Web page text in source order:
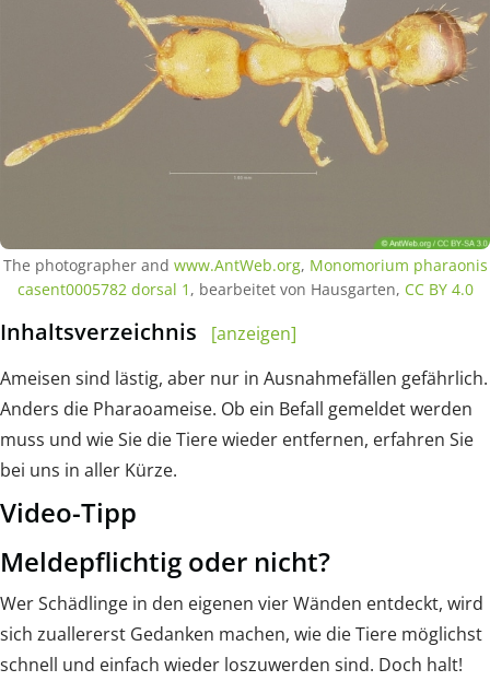
The photographer and www.AntWeb.org, Monomorium pharaonis
casent0005782 dorsal 1 , bearbeitet von Hausgarten, CC BY 4.0
Inhaltsverzeichnis
[anzeigen]
Ameisen sind lästig, aber nur in Ausnahmefällen gefährlich.
Anders die Pharaoameise. Ob ein Befall gemeldet werden
muss und wie Sie die Tiere wieder entfernen, erfahren Sie
bei uns in aller Kürze.
Video-Tipp
Meldepflichtig oder nicht?
Wer Schädlinge in den eigenen vier Wänden entdeckt, wird
sich zuallererst Gedanken machen, wie die Tiere möglichst
schnell und einfach wieder loszuwerden sind. Doch halt!